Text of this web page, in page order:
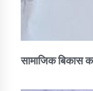
सामाजिक बिकास